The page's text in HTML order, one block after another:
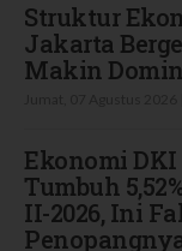
Struktur
Jakarta
Makin
Ekonomi
Tumbuh
II-2026, Ini